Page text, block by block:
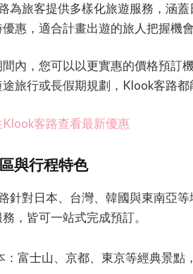
為旅客提供多樣化旅遊服務，涵
惠，適合計畫出遊的旅人把握機會
內，您可以以更實惠的價格預訂
旅行或長假期規劃，Klook客路都
Klook客路查看最新優惠
與行程特色
針對日本、台灣、韓國與東南亞
，皆可一站式完成預訂。
：富士山、京都、東京等經典景點